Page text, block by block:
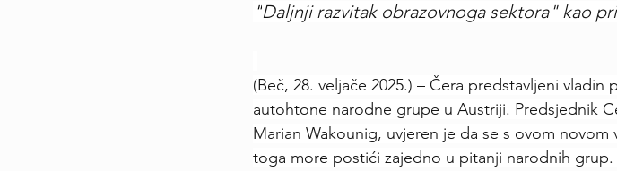
"Daljnji razvitak obrazovnoga sektora" kao
(Beč, 28. veljače 2025.) – Čera predstavljeni
autohtone narodne grupe u Austriji. Predsjednik
Marian Wakounig, uvjeren je da se s ovom
toga more postići zajedno u pitanji narodnih